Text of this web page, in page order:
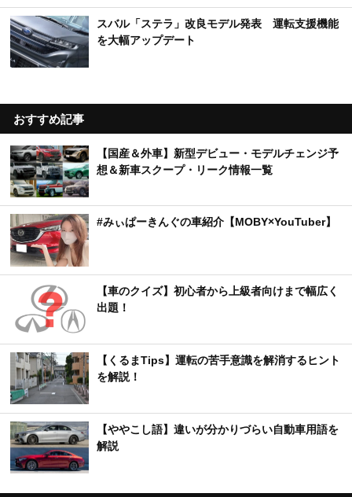
スバル「ステラ」改良モデル発表 運転支援機能
を大幅アップデート
おすすめ記事
【国産＆外車】新型デビュー・モデルチェンジ予
想＆新車スクープ・リーク情報一覧
#みぃぱーきんぐの車紹介【MOBY×YouTuber】
【車のクイズ】初心者から上級者向けまで幅広く
出題！
【くるまTips】運転の苦手意識を解消するヒント
を解説！
【ややこし語】違いが分かりづらい自動車用語を
解説